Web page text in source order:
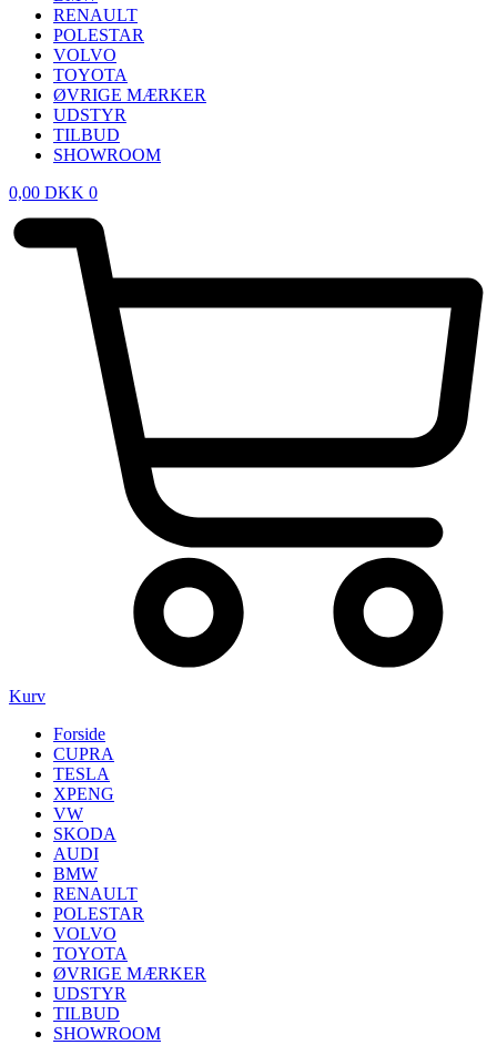
RENAULT
POLESTAR
VOLVO
TOYOTA
ØVRIGE MÆRKER
UDSTYR
TILBUD
SHOWROOM
0,00 DKK 0
Kurv
Forside
CUPRA
TESLA
XPENG
VW
SKODA
AUDI
BMW
RENAULT
POLESTAR
VOLVO
TOYOTA
ØVRIGE MÆRKER
UDSTYR
TILBUD
SHOWROOM